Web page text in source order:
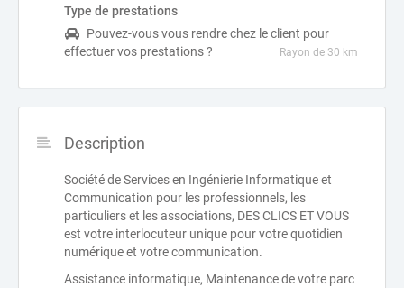
Type de prestations
Pouvez-vous vous rendre chez le client pour
effectuer vos prestations ?
Rayon de 30 km
Description
Société de Services en Ingénierie Informatique et
Communication pour les professionnels, les
particuliers et les associations, DES CLICS ET VOUS
est votre interlocuteur unique pour votre quotidien
numérique et votre communication.
Assistance informatique, Maintenance de votre parc